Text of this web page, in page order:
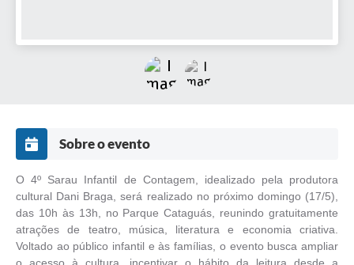
Sobre o evento
O 4º Sarau Infantil de Contagem, idealizado pela produtora
cultural Dani Braga, será realizado no próximo domingo (17/5),
das 10h às 13h, no Parque Cataguás, reunindo gratuitamente
atrações de teatro, música, literatura e economia criativa.
Voltado ao público infantil e às famílias, o evento busca ampliar